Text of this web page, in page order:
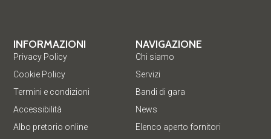
NAVIGAZIONE
Chi siamo
Servizi
Bandi di gara
News
Elenco aperto fornitori
INFORMAZIONI
Privacy Policy
Cookie Policy
Termini e condizioni
Accessibilità
Albo pretorio online